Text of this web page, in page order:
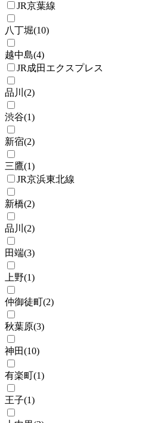
JR京葉線
八丁堀(10)
越中島(4)
JR成田エクスプレス
品川 (2)
渋谷(1)
新宿(2)
三鷹(1)
JR京浜東北線
新橋(2)
品川 (2)
田端(3)
上野(1)
仲御徒町(2)
秋葉原(3)
神田(10)
有楽町(1)
王子(1)